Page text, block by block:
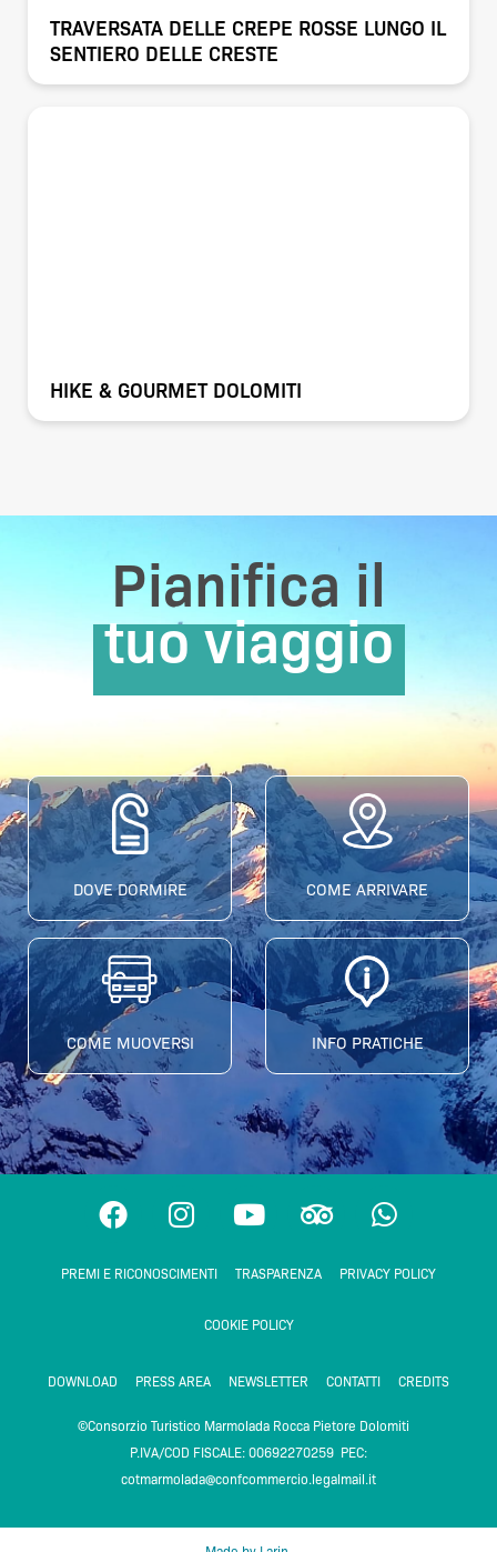
TRAVERSATA DELLE CREPE ROSSE LUNGO IL
SENTIERO DELLE CRESTE
HIKE & GOURMET DOLOMITI
Pianifica il
tuo viaggio
DOVE DORMIRE COME ARRIVARE
COME MUOVERSI INFO PRATICHE
F
a
e
o
I
n
t
r
m
Y
o
t
u
e
T
r
p
v
s
o
r
W
h
t
p
PREMI E RICONOSCIMENTI TRASPARENZA PRIVACY POLICY
COOKIE POLICY
DOWNLOAD PRESS AREA NEWSLETTER CONTATTI CREDITS
©Consorzio Turistico Marmolada Rocca Pietore Dolomiti
P.IVA/COD FISCALE: 00692270259 PEC:
cotmarmolada@confcommercio.legalmail.it